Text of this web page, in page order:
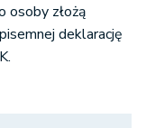
osoby złożą
deklarację